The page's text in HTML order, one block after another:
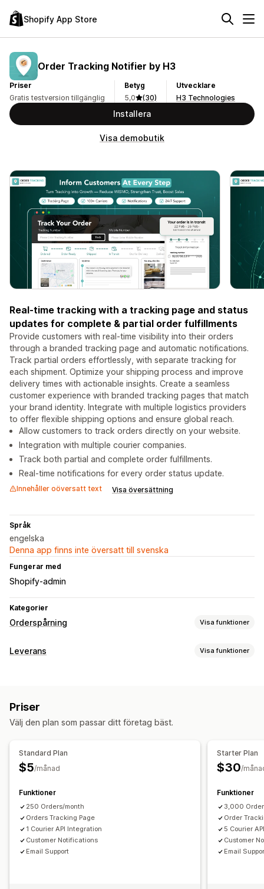
Shopify App Store
Order Tracking Notifier by H3
Priser
Gratis testversion tillgänglig
Betyg
5,0
(30)
Utvecklare
H3 Technologies
Installera
Visa demobutik
Real-time tracking with a tracking page and status
updates for complete & partial order fulfillments
Provide customers with real-time visibility into their orders
through a branded tracking page and automatic notifications.
Track partial orders effortlessly, with separate tracking for
each shipment. Optimize your shipping process and improve
delivery times with actionable insights. Create a seamless
customer experience with branded tracking pages that match
your brand identity. Integrate with multiple logistics providers
to offer flexible shipping options and ensure global reach.
Allow customers to track orders directly on your website.
Integration with multiple courier companies.
Track both partial and complete order fulfillments.
Real-time notifications for every order status update.
Innehåller oöversatt text Visa översättning
Språk
engelska
Denna app finns inte översatt till svenska
Fungerar med
Shopify-admin
Kategorier
Orderspårning Visa funktioner
Spårning
Aviseringar
Leverans Visa funktioner
Orderuppdateringar
Priser
Välj den plan som passar ditt företag bäst.
Standard Plan
$5/månad
Funktioner
250 Orders/month
Orders Tracking Page
1 Courier API Integration
Customer Notifications
Email Support
Starter Plan
$30/
Funktioner
3,000
Order
5 Courier
Customer
Email